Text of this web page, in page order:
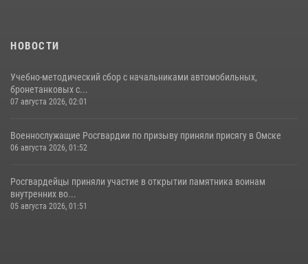
НОВОСТИ
Учебно-методический сбор с начальниками автомобильных,
бронетанковых с...
07 августа 2026, 02:01
Военнослужащие Росгвардии по призыву приняли присягу в Омске
06 августа 2026, 01:52
Росгвардейцы приняли участие в открытии памятника воинам
внутренних во...
05 августа 2026, 01:51